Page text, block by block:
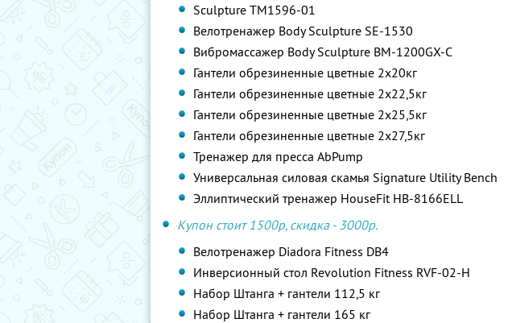
Sculpture TM1596-01
Велотренажер Body Sculpture SE-1530
Вибромасcажер Body Sculpture BM-1200GX-C
Гантели обрезиненные цветные 2х20кг
Гантели обрезиненные цветные 2х22,5кг
Гантели обрезиненные цветные 2х25,5кг
Гантели обрезиненные цветные 2х27,5кг
Тренажер для пресса AbPump
Универсальная силовая скамья Signature Utility Bench
Эллиптический тренажер HouseFit HB-8166ELL
Купон стоит 1500р, скидка - 3000р.
Велотренажер Diadora Fitness DB4
Инверсионный стол Revolution Fitness RVF-02-H
Набор Штанга + гантели 112,5 кг
Набор Штанга + гантели 165 кг